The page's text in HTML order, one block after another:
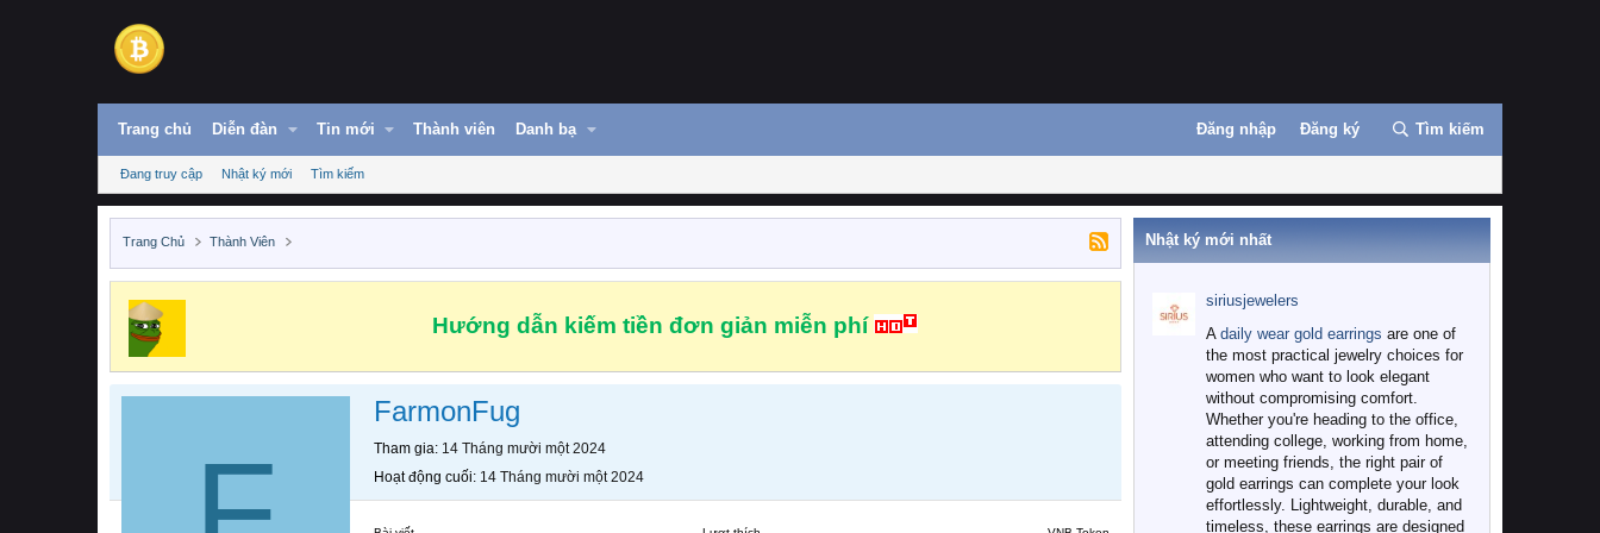
Trang chủ Diễn đàn Tin mới Thành viên Danh bạ Đăng nhập Đăng ký Tìm kiếm
Đang truy cập Nhật ký mới Tìm kiếm
Trang Chủ Thành Viên
Hướng dẫn kiếm tiền đơn giản miễn phí
FarmonFug
Tham gia 14 Tháng mười một 2024
Hoạt động cuối 14 Tháng mười một 2024
Nhật ký mới nhất
siriusjewelers
A daily wear gold earrings are one of
the most practical jewelry choices for
women who want to look elegant
without compromising comfort.
Whether you're heading to the office,
attending college, working from home,
or meeting friends, the right pair of
gold earrings can complete your look
effortlessly. Lightweight, durable, and
timeless, these earrings are designed